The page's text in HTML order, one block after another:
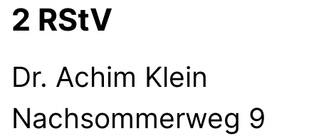
2 RStV
Dr. Achim Klein
Nachsommerweg 9